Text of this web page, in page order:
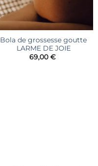
Bola de grossesse goutte
LARME DE JOIE
69,00 €